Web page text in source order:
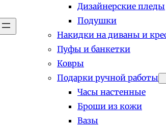
Дизайнерские пледы
Подушки
Накидки на диваны и
Пуфы и банкетки
Ковры
Подарки ручной работы
Часы настенные
Броши из кожи
Вазы